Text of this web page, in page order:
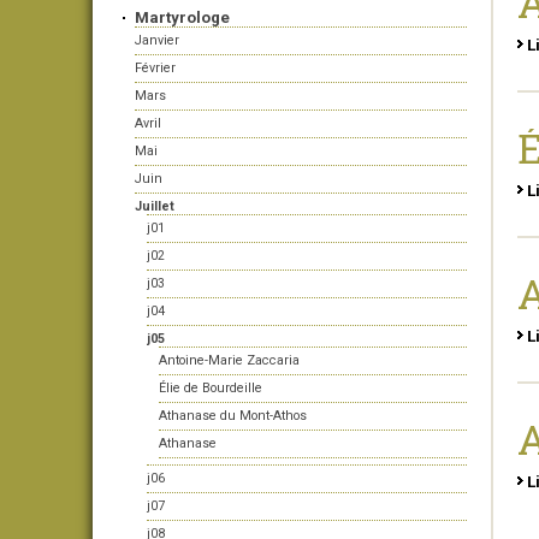
Martyrologe
Janvier
Février
Mars
Avril
Mai
Juin
Juillet
j01
j02
j03
j04
j05
Antoine-Marie Zaccaria
Élie de Bourdeille
Athanase du Mont-Athos
Athanase
j06
j07
j08